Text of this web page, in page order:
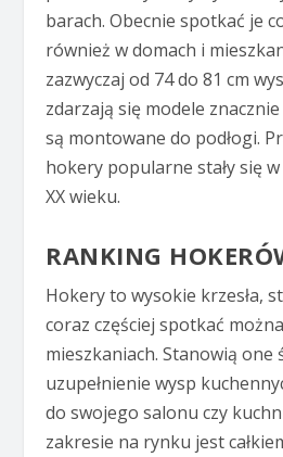
barach. Obecnie spotkać je
również w domach i
zazwyczaj od 74 do 81 cm
zdarzają się modele
są montowane do podłogi.
hokery popularne stały się
XX wieku.
RANKING
Hokery to wysokie krzesła,
coraz częściej spotkać
mieszkaniach. Stanowią one
uzupełnienie wysp
do swojego salonu czy
zakresie na rynku jest